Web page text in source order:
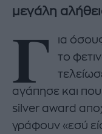
μεγάλη
Γ
ια
το
αγάπησε και
silver award
γράφουν «εσύ